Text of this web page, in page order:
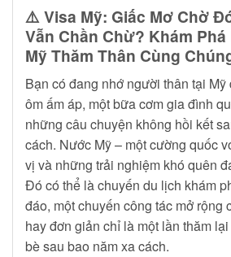
⚠️Visa Mỹ: Giấc Mơ Chờ
Vẫn Chần Chừ? Khám Phá
Mỹ Thăm Thân Cùng
Bạn có đang nhớ người thân tại Mỹ
ôm ấm áp, một bữa cơm gia đình
những câu chuyện không hồi kết
cách. Nước Mỹ – một cường quốc
vị và những trải nghiệm khó quên
Đó có thể là chuyến du lịch khám
đáo, một chuyến công tác mở rộng
hay đơn giản chỉ là một lần thăm
bè sau bao năm xa cách.